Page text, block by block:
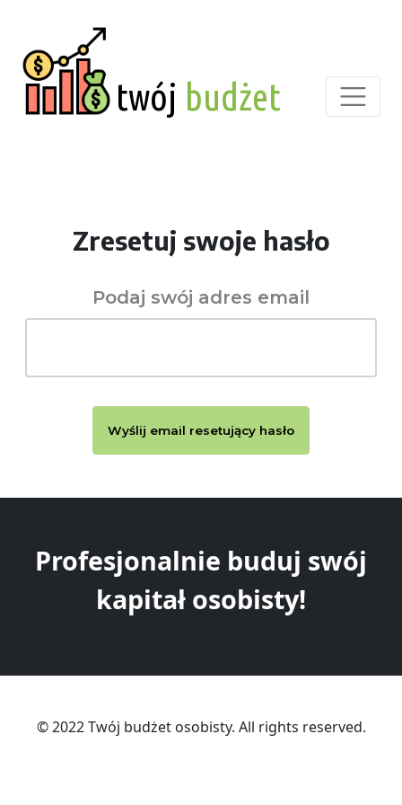
twój budżet
Zresetuj swoje hasło
Podaj swój adres email
Wyślij email resetujący hasło
Profesjonalnie buduj swój
kapitał osobisty!
© 2022 Twój budżet osobisty. All rights reserved.